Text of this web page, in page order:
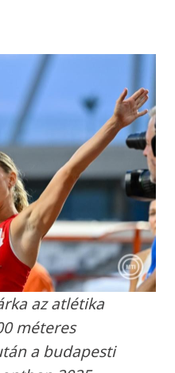
az atlétika
méteres
a budapesti